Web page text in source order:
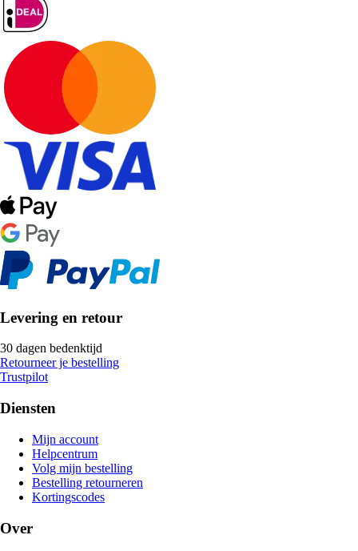
Levering en retour
30 dagen bedenktijd
Retourneer je bestelling
Trustpilot
Diensten
Mijn account
Helpcentrum
Volg mijn bestelling
Bestelling retourneren
Kortingscodes
Over